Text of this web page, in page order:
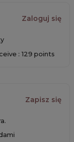
Zaloguj się
: 129 points
Zapisz się